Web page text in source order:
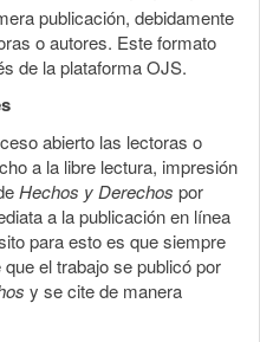
publicación, debidamente
o autores. Este formato
de la plataforma OJS.
abierto las lectoras o
a la libre lectura, impresión
Hechos y Derechos por
a la publicación en línea
para esto es que siempre
el trabajo se publicó por
y se cite de manera